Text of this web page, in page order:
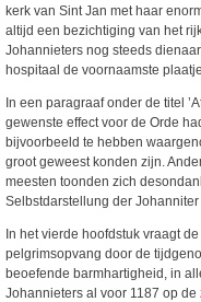
kerk van Sint Jan met haar
altijd een bezichtiging van het
Johannieters nog steeds
hospitaal de voornaamste
In een paragraaf onder de titel
gewenste effect voor de Orde
bijvoorbeeld te hebben
groot geweest konden zijn.
meesten toonden zich
Selbstdarstellung der Johanniter
In het vierde hoofdstuk vraagt
pelgrimsopvang door de
beoefende barmhartigheid, in
Johannieters al voor 1187 op